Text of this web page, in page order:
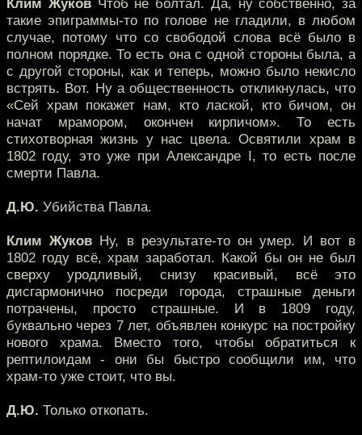
Клим ЖуковЧтоб не болтал. Да, ну собственно, за
такие эпиграммы-то по голове не гладили, в любом
случае, потому что со свободой слова всё было в
полном порядке. То есть она с одной стороны была, а
с другой стороны, как и теперь, можно было некисло
встрять. Вот. Ну а общественность откликнулась, что
«Сей храм покажет нам, кто лаской, кто бичом, он
начат мрамором, окончен кирпичом». То есть
стихотворная жизнь у нас цвела. Освятили храм в
1802 году, это уже при Александре I, то есть после
смерти Павла.
Д.Ю. Убийства Павла.
Клим Жуков Ну, в результате-то он умер. И вот в
1802 году всё, храм заработал. Какой бы он не был
сверху уродливый, снизу красивый, всё это
дисгармонично посреди города, страшные деньги
потрачены, просто страшные. И в 1809 году,
буквально через 7 лет, объявлен конкурс на постройку
нового храма. Вместо того, чтобы обратиться к
рептилоидам - они бы быстро сообщили им, что
храм-то уже стоит, что вы.
Д.Ю. Только откопать.